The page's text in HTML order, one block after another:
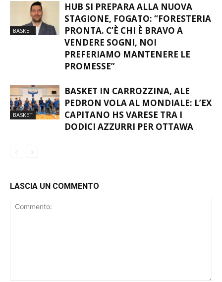
BASKET
HUB SI PREPARA ALLA NUOVA
STAGIONE, FOGATO: “FORESTERIA
PRONTA. C’È CHI È BRAVO A
VENDERE SOGNI, NOI
PREFERIAMO MANTENERE LE
PROMESSE”
BASKET
BASKET IN CARROZZINA, ALE
PEDRON VOLA AL MONDIALE: L’EX
CAPITANO HS VARESE TRA I
DODICI AZZURRI PER OTTAWA
LASCIA UN COMMENTO